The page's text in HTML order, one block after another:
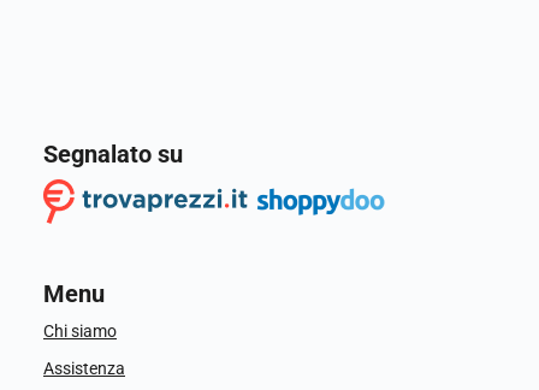
Segnalato su
Menu
Chi siamo
Assistenza